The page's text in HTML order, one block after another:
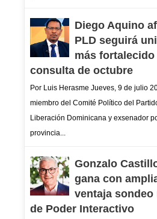
Diego Aquino
PLD seguirá
más
consulta de octubre
Por Luis Herasme Jueves, 9 de julio
miembro del Comité Político del
Liberación Dominicana y exsenador
provincia...
Gonzalo
gana con
ventaja sondeo
de Poder Interactivo